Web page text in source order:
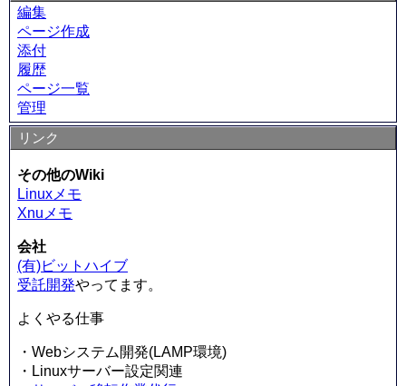
編集
ページ作成
添付
履歴
ページ一覧
管理
リンク
その他のWiki
Linuxメモ
Xnuメモ
会社
(有)ビットハイブ
受託開発やってます。
よくやる仕事
・Webシステム開発(LAMP環境)
・Linuxサーバー設定関連